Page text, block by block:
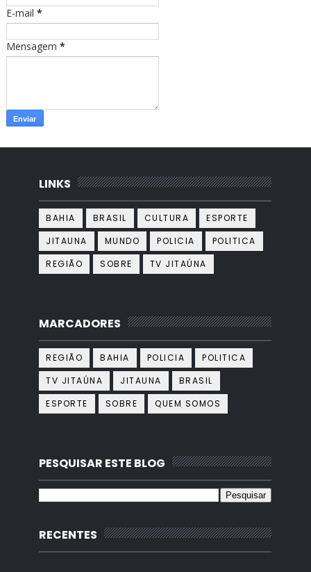
E-mail *
Mensagem *
LINKS
BAHIA BRASIL CULTURA
ESPORTE
JITAUNA
MUNDO POLICIA
POLITICA
REGIÃO
SOBRE TV JITAÚNA
MARCADORES
REGIÃO BAHIA POLICIA
POLITICA
TV JITAÚNA
JITAUNA
BRASIL
ESPORTE
SOBRE QUEM SOMOS
PESQUISAR ESTE BLOG
RECENTES